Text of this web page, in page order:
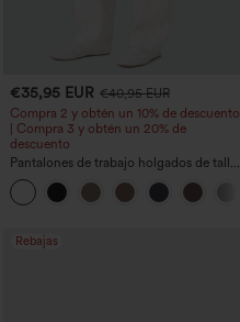
€35,95 EUR €40,95 EUR
Compra 2 y obtén un 10% de descuento
| Compra 3 y obtén un 20% de
descuento
Pantalones de trabajo holgados de talle
medio con bolsillos y pernera estilo
barril
Rebajas